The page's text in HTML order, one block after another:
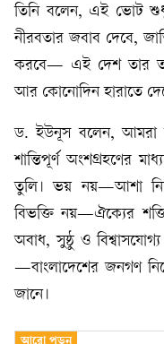
তিনি বলেন, এই ভোট
নীরবতার জবাব দেবে,
করবে— এই দেশ তার
আর কোনোদিন হারাতে
ড. ইউনূস বলেন, আমরা
শান্তিপূর্ণ অংশগ্রহণের
তুলি। ভয় নয়—আশা
বিভক্তি নয়—ঐক্যের
অবাধ, সুষ্ঠু ও
—বাংলাদেশের জনগণ
জানে।